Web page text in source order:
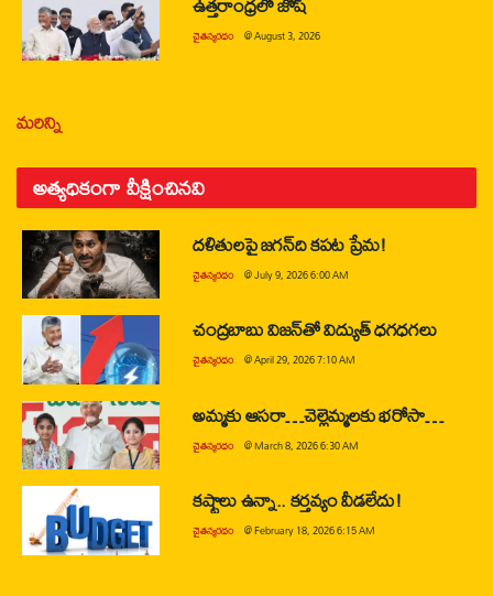
చైతన్యరధం @August 3, 2026
మరిన్ని
అత్యధికంగా వీక్షించినవి
దళితులపై జగన్‌ది కపట ప్రేమ!
చైతన్యరధం @July 9, 2026 6:00 AM
చంద్రబాబు విజన్‌తో విద్యుత్ ధగధగలు
చైతన్యరధం @April 29, 2026 7:10 AM
అమ్మకు ఆసరా…చెల్లెమ్మలకు భరోసా…
చైతన్యరధం @March 8, 2026 6:30 AM
కష్టాలు ఉన్నా.. కర్తవ్యం వీడలేదు!
చైతన్యరధం @February 18, 2026 6:15 AM